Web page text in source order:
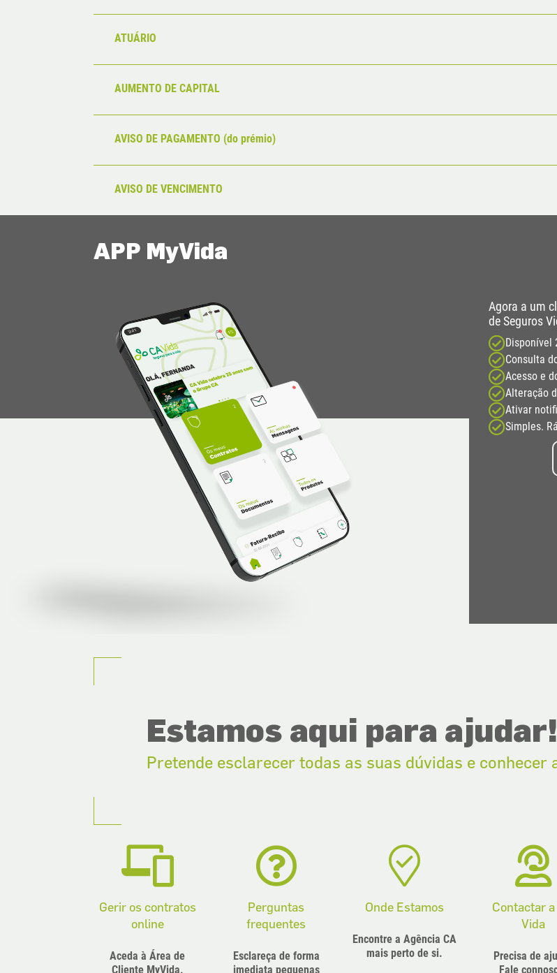
ATUÁRIO
AUMENTO DE CAPITAL
AVISO DE PAGAMENTO (do prémio)
AVISO DE VENCIMENTO
APP MyVida
Agora a um
de Seguros
Disponível
Consulta
Acesso e
Alteração
Ativar
Simples.
Estamos aqui para ajudar!
Pretende esclarecer todas as suas dúvidas e conhecer
Gerir os contratos
online
Aceda à Área de
Cliente MyVida.
Perguntas
frequentes
Esclareça de forma
imediata pequenas
Onde Estamos
Encontre a Agência CA
mais perto de si.
Contactar a
Vida
Precisa de
Fale